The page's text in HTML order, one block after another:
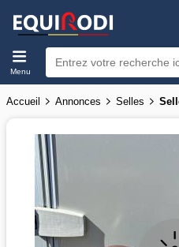
Menu
Accueil Annonces Selles